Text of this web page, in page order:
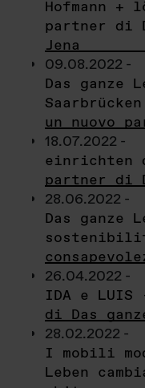
Hofmann
partner di
Jena
09.08.2022 -
Das ganze
un nuovo
18.07.2022 -
einrichten
partner di
28.06.2022 -
Das ganze
26.04.2022 -
IDA e
di Das
28.02.2022 -
I mobili
Leben